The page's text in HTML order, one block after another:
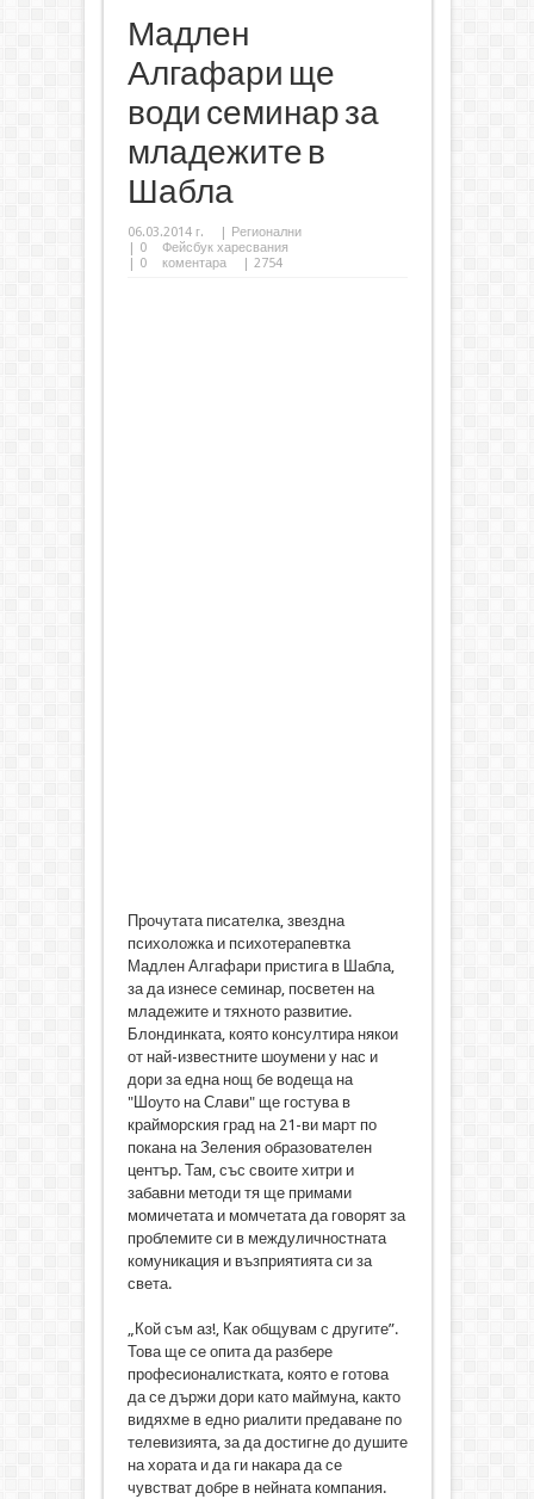
Мадлен
Алгафари ще
води семинар за
младежите в
Шабла
06.03.2014 г. | Регионални
| 0
Фейсбук харесвания
| 0 коментара | 2754
Прочутата писателка, звездна
психоложка и психотерапевтка
Мадлен Алгафари пристига в Шабла,
за да изнесе семинар, посветен на
младежите и тяхното развитие.
Блондинката, която консултира някои
от най-известните шоумени у нас и
дори за една нощ бе водеща на
"Шоуто на Слави" ще гостува в
крайморския град на 21-ви март по
покана на Зеления образователен
център. Там, със своите хитри и
забавни методи тя ще примами
момичетата и момчетата да говорят за
проблемите си в междуличностната
комуникация и възприятията си за
света.
„Кой съм аз!, Как общувам с другите”.
Това ще се опита да разбере
професионалистката, която е готова
да се държи дори като маймуна, както
видяхме в едно риалити предаване по
телевизията, за да достигне до душите
на хората и да ги накара да се
чувстват добре в нейната компания.